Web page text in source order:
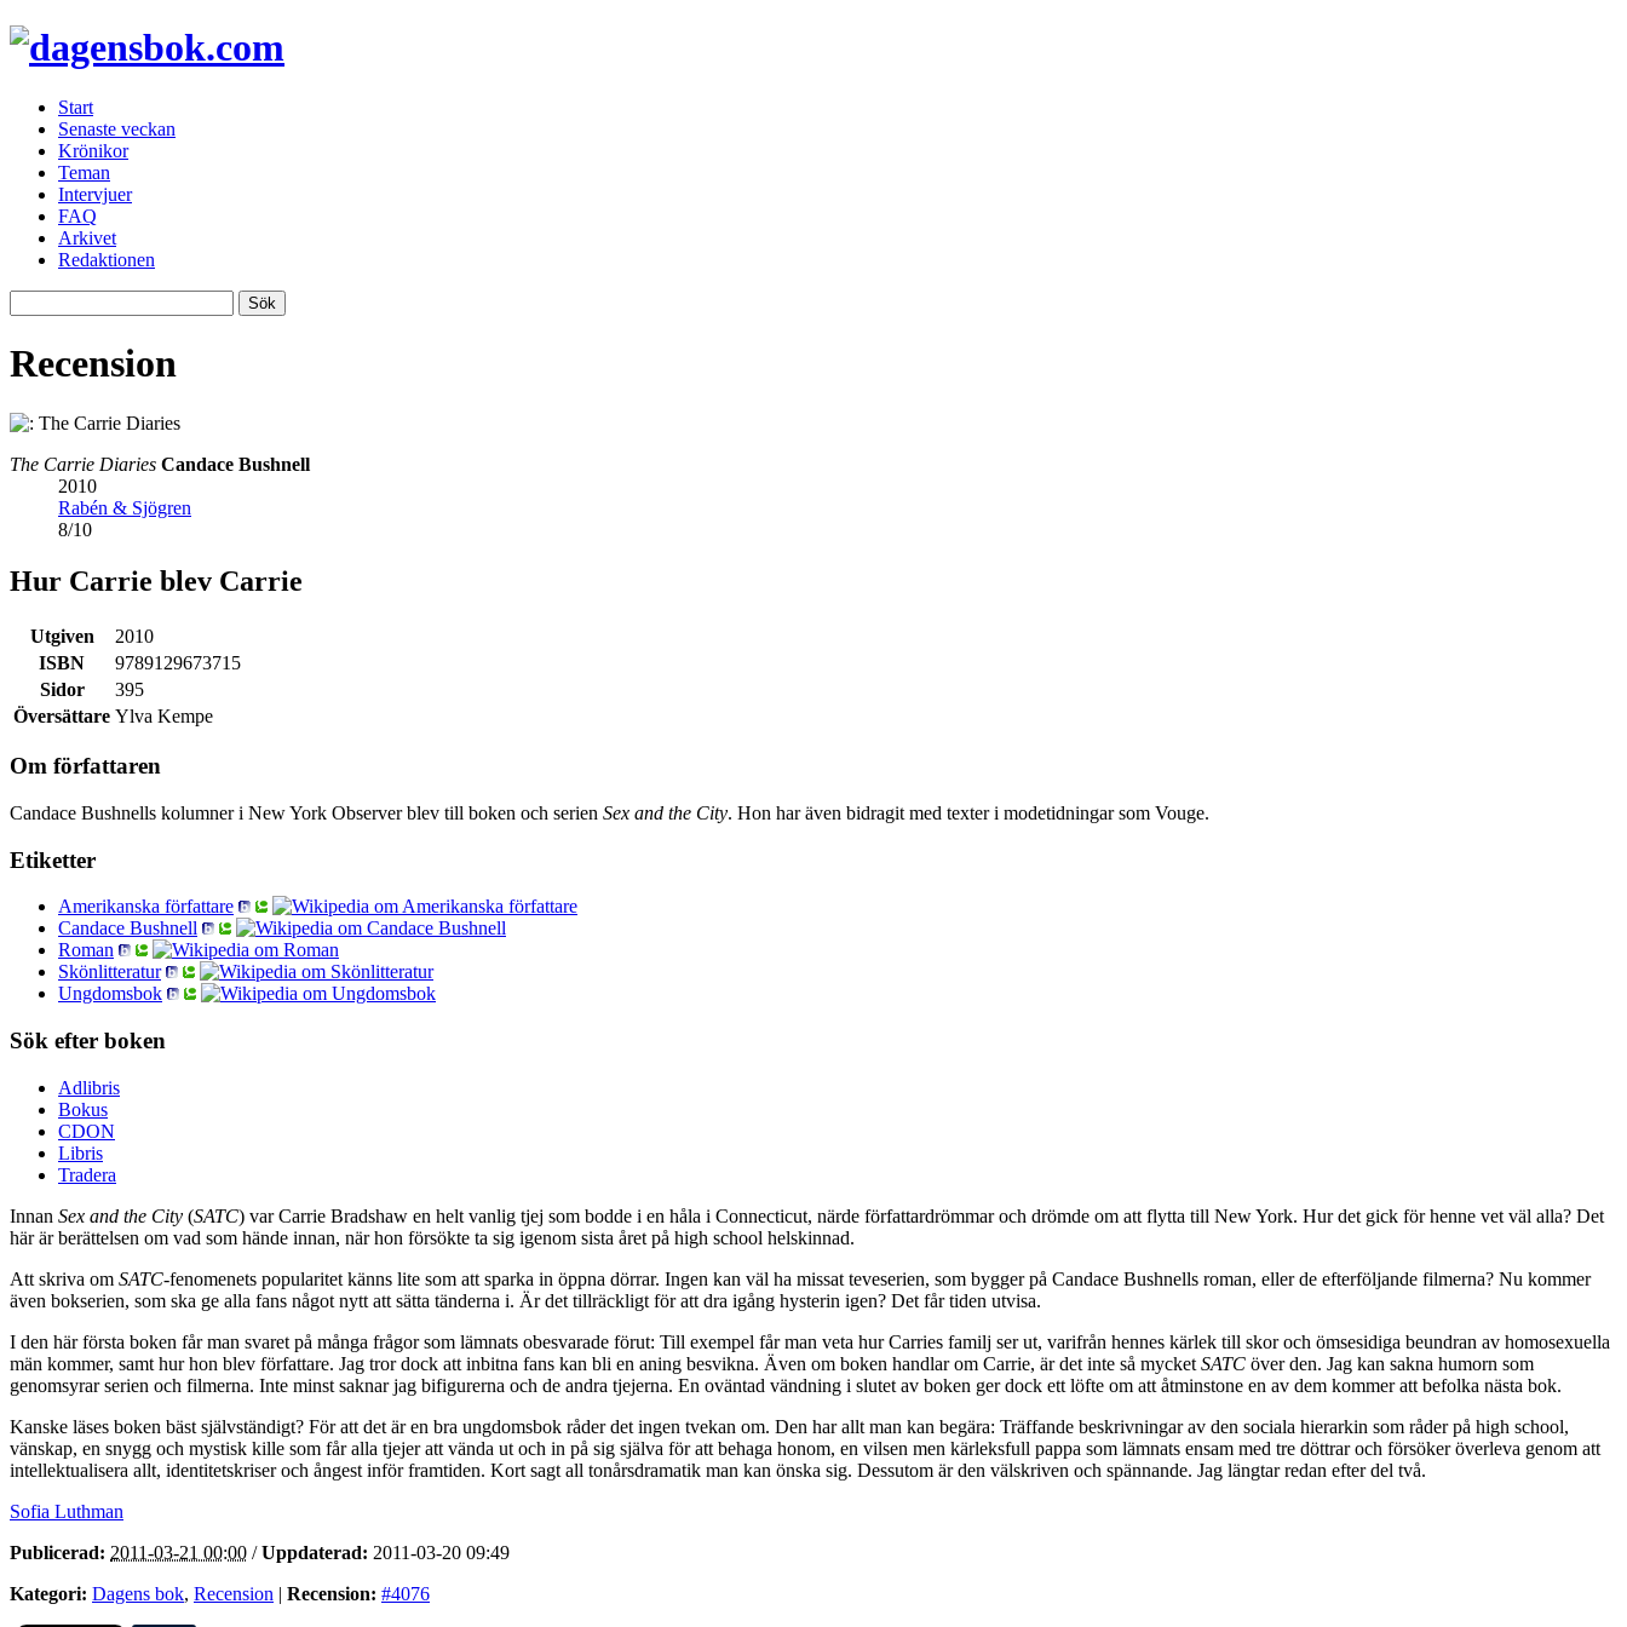
Start
Senaste veckan
Krönikor
Teman
Intervjuer
FAQ
Arkivet
Redaktionen
Recension
The Carrie Diaries Candace Bushnell
2010
Rabén & Sjögren
8/10
Hur Carrie blev Carrie
Utgiven
2010
ISBN
9789129673715
Sidor
395
Översättare Ylva Kempe
Om författaren
Candace Bushnells kolumner i New York Observer blev till boken och serien Sex and the City. Hon har även bidragit med texter i modetidningar som Vouge.
Etiketter
Amerikanska författare
Candace Bushnell
Roman
Skönlitteratur
Ungdomsbok
Sök efter boken
Adlibris
Bokus
CDON
Libris
Tradera
Innan Sex and the City (SATC) var Carrie Bradshaw en helt vanlig tjej som bodde i en håla i Connecticut, närde författardrömmar och drömde om att flytta till New York. Hur det gick för henne vet väl alla? Det
här är berättelsen om vad som hände innan, när hon försökte ta sig igenom sista året på high school helskinnad.
Att skriva om SATC-fenomenets popularitet känns lite som att sparka in öppna dörrar. Ingen kan väl ha missat teveserien, som bygger på Candace Bushnells roman, eller de efterföljande filmerna? Nu kommer
även bokserien, som ska ge alla fans något nytt att sätta tänderna i. Är det tillräckligt för att dra igång hysterin igen? Det får tiden utvisa.
I den här första boken får man svaret på många frågor som lämnats obesvarade förut: Till exempel får man veta hur Carries familj ser ut, varifrån hennes kärlek till skor och ömsesidiga beundran av homosexuella
män kommer, samt hur hon blev författare. Jag tror dock att inbitna fans kan bli en aning besvikna. Även om boken handlar om Carrie, är det inte så mycket SATC över den. Jag kan sakna humorn som
genomsyrar serien och filmerna. Inte minst saknar jag bifigurerna och de andra tjejerna. En oväntad vändning i slutet av boken ger dock ett löfte om att åtminstone en av dem kommer att befolka nästa bok.
Kanske läses boken bäst självständigt? För att det är en bra ungdomsbok råder det ingen tvekan om. Den har allt man kan begära: Träffande beskrivningar av den sociala hierarkin som råder på high school,
vänskap, en snygg och mystisk kille som får alla tjejer att vända ut och in på sig själva för att behaga honom, en vilsen men kärleksfull pappa som lämnats ensam med tre döttrar och försöker överleva genom att
intellektualisera allt, identitetskriser och ångest inför framtiden. Kort sagt all tonårsdramatik man kan önska sig. Dessutom är den välskriven och spännande. Jag längtar redan efter del två.
Sofia Luthman
Publicerad: 2011-03-21 00:00 /Uppdaterad: 2011-03-20 09:49
Kategori: Dagens bok, Recension | Recension: #4076